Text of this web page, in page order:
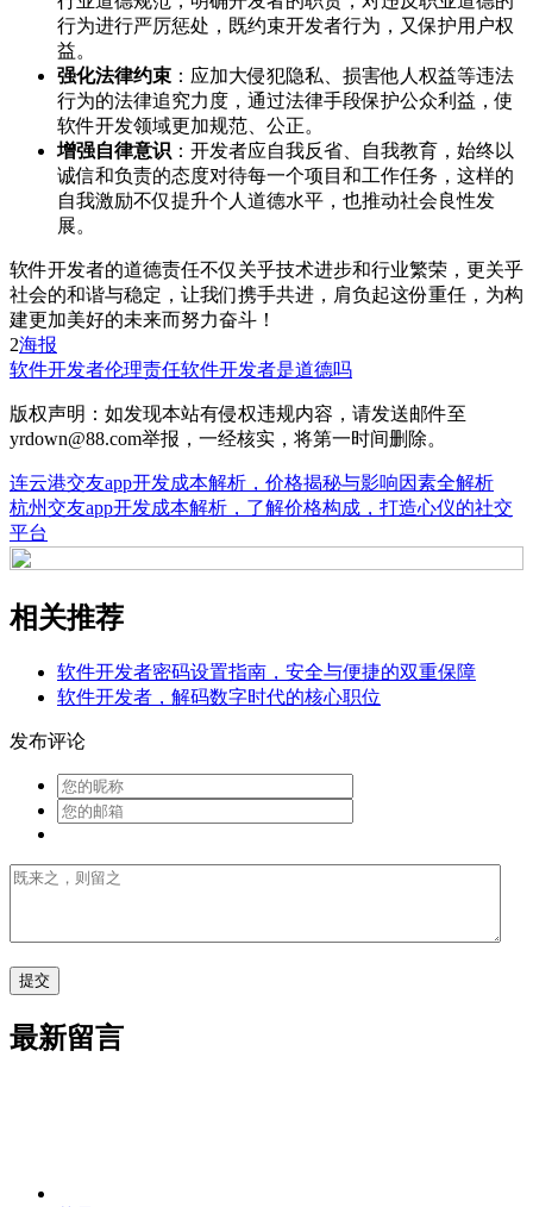
行为进行严厉惩处，既约束开发者行为，又保护用户权
益。
强化法律约束 ：应加大侵犯隐私、损害他人权益等违法
行为的法律追究力度，通过法律手段保护公众利益，使
软件开发领域更加规范、公正。
增强自律意识 ：开发者应自我反省、自我教育，始终以
诚信和负责的态度对待每一个项目和工作任务，这样的
自我激励不仅提升个人道德水平，也推动社会良性发
展。
软件开发者的道德责任不仅关乎技术进步和行业繁荣，更关乎
社会的和谐与稳定，让我们携手共进，肩负起这份重任，为构
建更加美好的未来而努力奋斗！
2海报
软件开发者伦理责任软件开发者是道德吗
版权声明：如发现本站有侵权违规内容，请发送邮件至
yrdown@88.com举报，一经核实，将第一时间删除。
连云港交友app开发成本解析，价格揭秘与影响因素全解析
杭州交友app开发成本解析，了解价格构成，打造心仪的社交
平台
相关推荐
软件开发者密码设置指南，安全与便捷的双重保障
软件开发者，解码数字时代的核心职位
发布评论
最新留言